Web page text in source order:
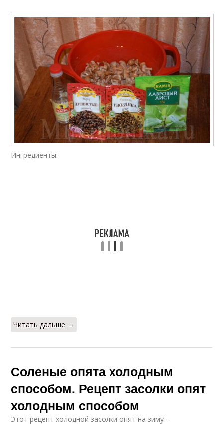
Вкусные опёнки Способ с чесноком
Соленые опёнки Опёнки под гнетом
Опёнки без закатки Опёнки с горчицей
Опёнки с уксусом
Ингредиенты:
Читать дальше →
Соленые опята холодным
способом. Рецепт засолки опят
холодным способом
Этот рецепт холодной засолки опят на зиму –